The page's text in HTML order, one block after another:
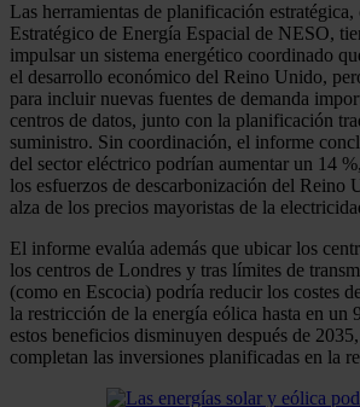
Las herramientas de planificación estratégica,
Estratégico de Energía Espacial de NESO,
impulsar un sistema energético coordinado
el desarrollo económico del Reino Unido,
para incluir nuevas fuentes de demanda
centros de datos, junto con la planificación
suministro. Sin coordinación, el informe
del sector eléctrico podrían aumentar un 14
los esfuerzos de descarbonización del Reino
alza de los precios mayoristas de la
El informe evalúa además que ubicar los
los centros de Londres y tras límites de
(como en Escocia) podría reducir los costes
la restricción de la energía eólica hasta en un
estos beneficios disminuyen después de
completan las inversiones planificadas en la